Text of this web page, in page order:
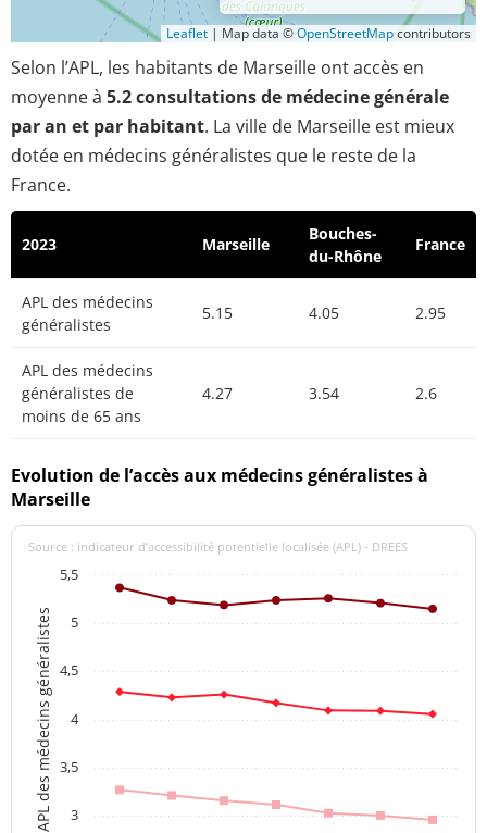
Leaflet | Map data ©OpenStreetMapcontributors
Selon l’APL, les habitants de Marseille ont accès en
moyenne à 5.2 consultations de médecine générale
par an et par habitant. La ville de Marseille est mieux
dotée en médecins généralistes que le reste de la
France.
2023 Marseille
Bouches-
du-Rhône
France
APL des médecins
généralistes
5.15 4.05 2.95
APL des médecins
généralistes de
moins de 65 ans
4.27 3.54 2.6
Evolution de l’accès aux médecins généralistes à
Marseille
APL des médecins généralistes
Source : indicateur d’accessibilité potentielle localisée (APL) - DREES
3
3,5
4
4,5
5
5,5